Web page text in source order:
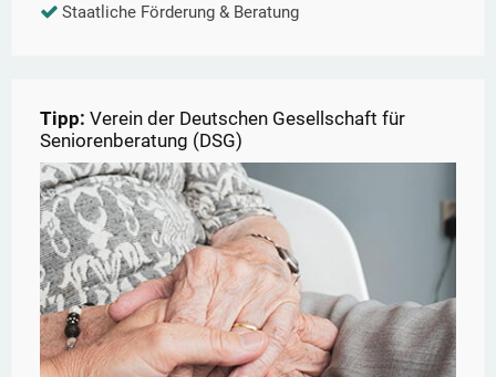
Staatliche Förderung & Beratung
Tipp: Verein der Deutschen Gesellschaft für
Seniorenberatung (DSG)